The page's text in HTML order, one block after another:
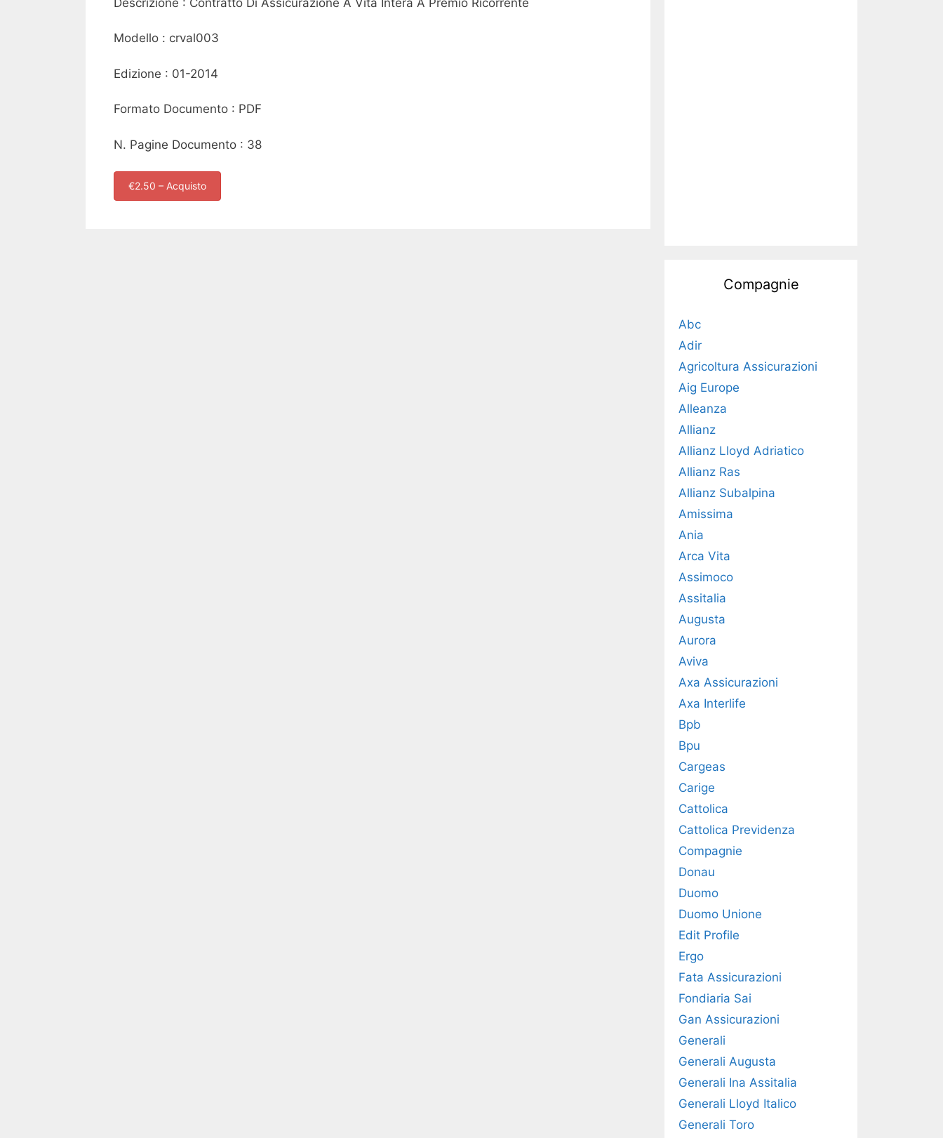
Modello : crval003
Edizione : 01-2014
Formato Documento : PDF
N. Pagine Documento : 38
€2.50 – Acquisto
Compagnie
Abc
Adir
Agricoltura Assicurazioni
Aig Europe
Alleanza
Allianz
Allianz Lloyd Adriatico
Allianz Ras
Allianz Subalpina
Amissima
Ania
Arca Vita
Assimoco
Assitalia
Augusta
Aurora
Aviva
Axa Assicurazioni
Axa Interlife
Bpb
Bpu
Cargeas
Carige
Cattolica
Cattolica Previdenza
Compagnie
Donau
Duomo
Duomo Unione
Edit Profile
Ergo
Fata Assicurazioni
Fondiaria Sai
Gan Assicurazioni
Generali
Generali Augusta
Generali Ina Assitalia
Generali Lloyd Italico
Generali Toro